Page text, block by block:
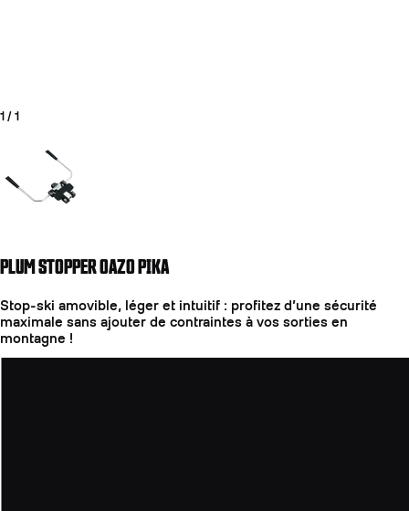
1 / 1
PLUM STOPPER OAZO PIKA
Stop-ski amovible, léger et intuitif : profitez d’une sécurité
maximale sans ajouter de contraintes à vos sorties en
montagne !